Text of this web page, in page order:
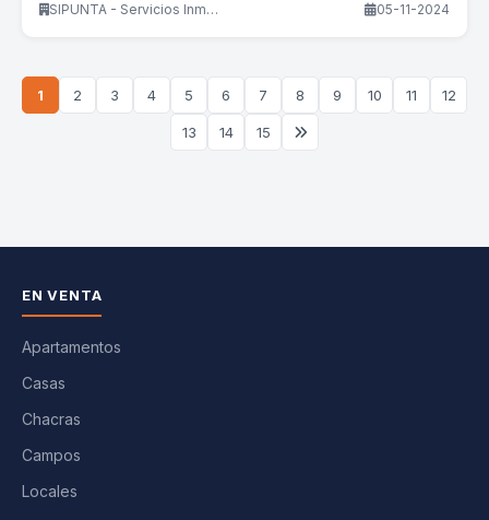
SIPUNTA - Servicios Inmobiliarios 05-11-2024
1 2 3 4 5 6 7 8 9 10 11 12
13 14 15
EN VENTA
Apartamentos
Casas
Chacras
Campos
Locales